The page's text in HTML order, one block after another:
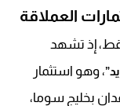
العملاقة
إذ تشهد
، وهو استثمار
سعودي ضخم على مساحة 2400 فدان بخليج سوما،